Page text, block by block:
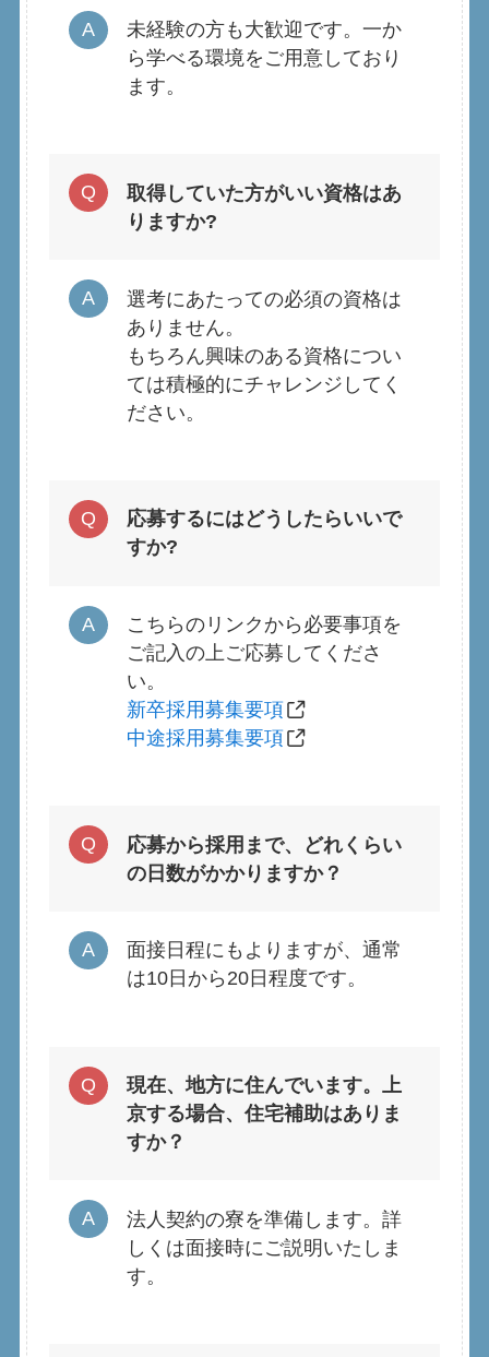
未経験の方も大歓迎です。一か
ら学べる環境をご用意しており
ます。
取得していた方がいい資格はあ
りますか?
選考にあたっての必須の資格は
ありません。
もちろん興味のある資格につい
ては積極的にチャレンジしてく
ださい。
応募するにはどうしたらいいで
すか?
こちらのリンクから必要事項を
ご記入の上ご応募してくださ
い。
新卒採用募集要項
中途採用募集要項
応募から採用まで、どれくらい
の日数がかかりますか？
面接日程にもよりますが、通常
は10日から20日程度です。
現在、地方に住んでいます。上
京する場合、住宅補助はありま
すか？
法人契約の寮を準備します。詳
しくは面接時にご説明いたしま
す。